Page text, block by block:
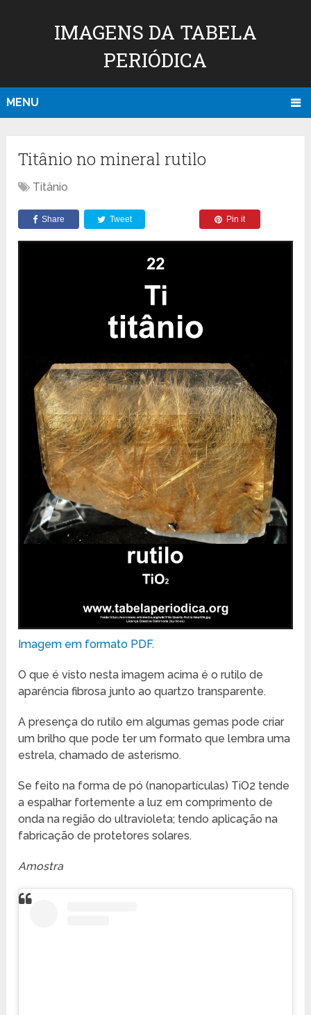
IMAGENS DA TABELA
PERIÓDICA
MENU
Titânio no mineral rutilo
Titânio
Share Tweet Pin it
Imagem em formato PDF.
O que é visto nesta imagem acima é o rutilo de
aparência fibrosa junto ao quartzo transparente.
A presença do rutilo em algumas gemas pode criar
um brilho que pode ter um formato que lembra uma
estrela, chamado de asterismo.
Se feito na forma de pó (nanopartículas) TiO2 tende
a espalhar fortemente a luz em comprimento de
onda na região do ultravioleta; tendo aplicação na
fabricação de protetores solares.
Amostra